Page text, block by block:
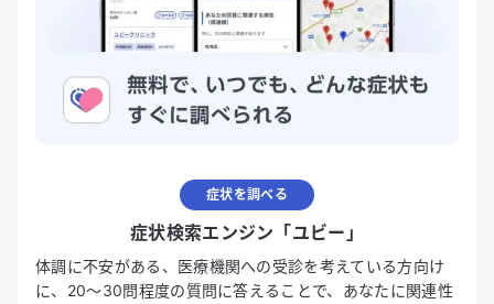
症状を調べる
症状検索エンジン「ユビー」
体調に不安がある、医療機関への受診を考えている方向け
に、20〜30問程度の質問に答えることで、あなたに関連性